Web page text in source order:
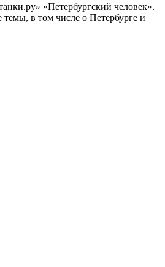
«Петербургский человек».
в том числе о Петербурге и